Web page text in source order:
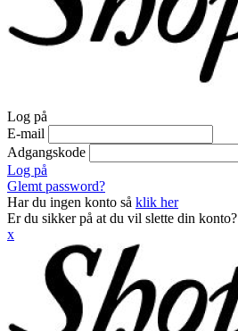
Log på
E-mail
Adgangskode
Log på
Glemt password?
Har du ingen konto så klik her
Er du sikker på at du vil slette din konto?
x